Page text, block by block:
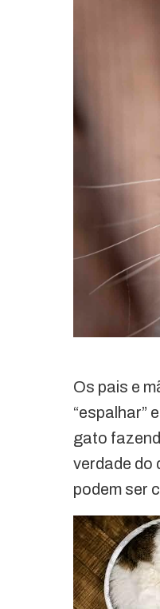
Os pais e
“espalhar”
gato
verdade do
podem ser